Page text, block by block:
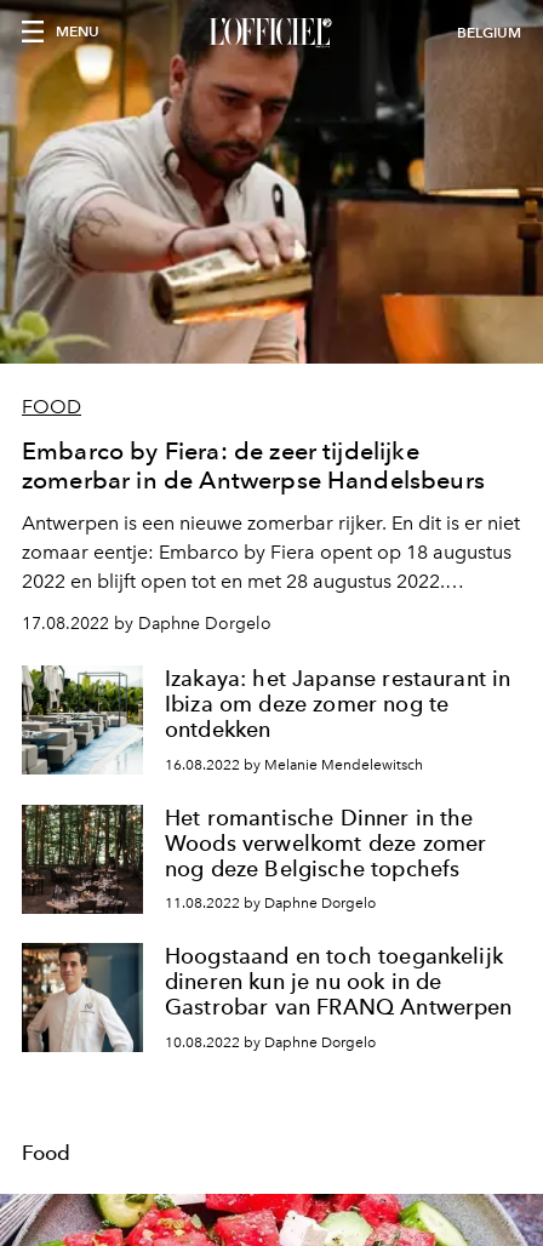
MENU BELGIUM
FOOD
Embarco by Fiera: de zeer tijdelijke
zomerbar in de Antwerpse Handelsbeurs
Antwerpen is een nieuwe zomerbar rijker. En dit is er niet
zomaar eentje: Embarco by Fiera opent op 18 augustus
2022 en blijft open tot en met 28 augustus 2022.
Waarom? In feite wordt het de high end plek waar een
nieuw team horecapersoneel wordt opgeleid om later
aan de slag te gaan in het langverwachte nieuwe
restaurant van het Koninklijk Museum voor Schone
Kunsten in Antwerpen.
17.08.2022 by Daphne Dorgelo
Izakaya: het Japanse restaurant in
Ibiza om deze zomer nog te
ontdekken
16.08.2022 by Melanie Mendelewitsch
Het romantische Dinner in the
Woods verwelkomt deze zomer
nog deze Belgische topchefs
11.08.2022 by Daphne Dorgelo
Hoogstaand en toch toegankelijk
dineren kun je nu ook in de
Gastrobar van FRANQ Antwerpen
10.08.2022 by Daphne Dorgelo
Food